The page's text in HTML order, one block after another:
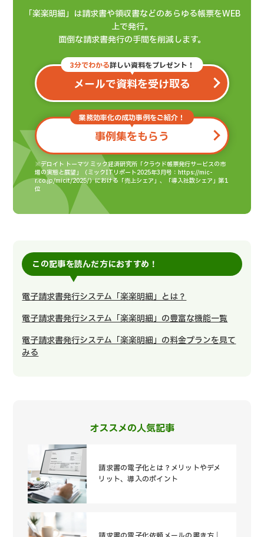
「楽楽明細」は請求書や領収書などのあらゆる帳票をWEB
上で発行。
面倒な請求書発行の手間を削減します。
3分でわかる詳しい資料をプレゼント！
メールで資料を受け取る
業務効率化の成功事例をご紹介！
事例集をもらう
※デロイト トーマツ ミック経済研究所「クラウド帳票発行サービスの市
場の実態と展望」（ミックITリポート2025年3月号：https://mic-
r.co.jp/micit/2025/）における「売上シェア」、「導入社数シェア」第1
位
この記事を読んだ方におすすめ！
電子請求書発行システム「楽楽明細」とは？
電子請求書発行システム「楽楽明細」の豊富な機能一覧
電子請求書発行システム「楽楽明細」の料金プランを見て
みる
オススメの人気記事
請求書の電子化とは？メリットやデメ
リット、導入のポイント